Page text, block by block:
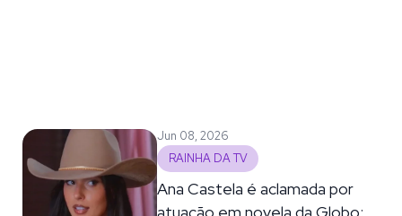
Jun 08, 2026
RAINHA DA TV
Ana Castela é aclamada por